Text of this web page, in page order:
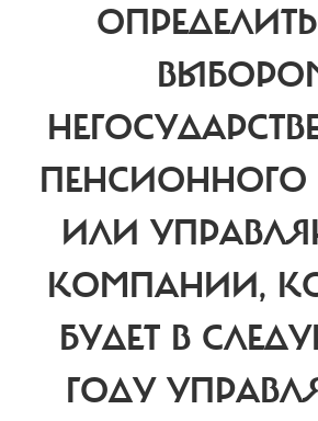
ИЛИ
КОМПАНИИ,
БУДЕТ В
ГОДУ